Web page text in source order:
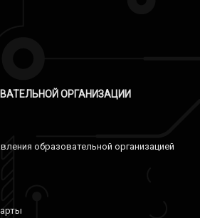
ОРГАНИЗАЦИИ
образовательной организацией